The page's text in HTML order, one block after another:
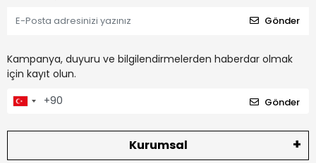
Gönder
Kampanya, duyuru ve bilgilendirmelerden haberdar olmak
için kayıt olun.
Gönder
Kurumsal